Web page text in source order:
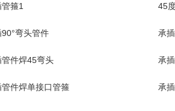
箍1 45
弯头管件 承
管件焊45弯头 承
管件焊单接口管箍 承